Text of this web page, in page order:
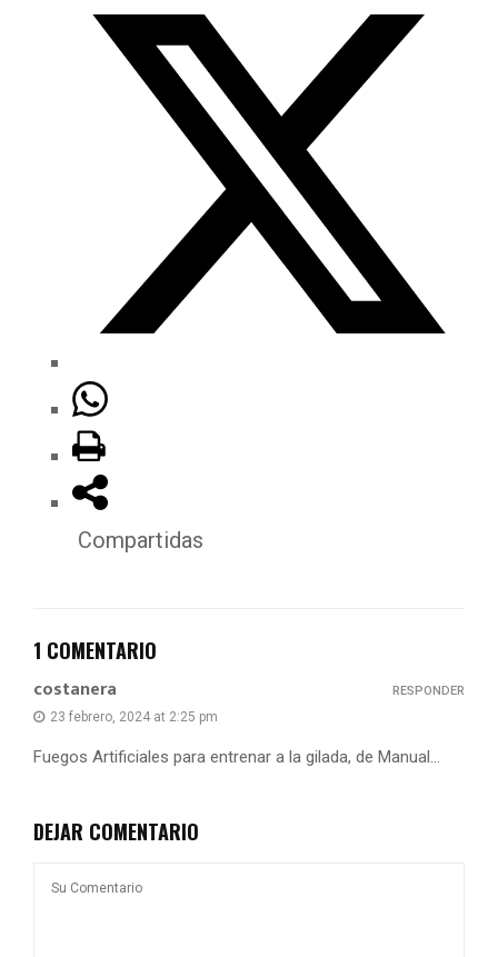
Compartidas
1 COMENTARIO
costanera
23 febrero, 2024 at 2:25 pm
Fuegos Artificiales para entrenar a la gilada, de Manual…
RESPONDER
DEJAR COMENTARIO